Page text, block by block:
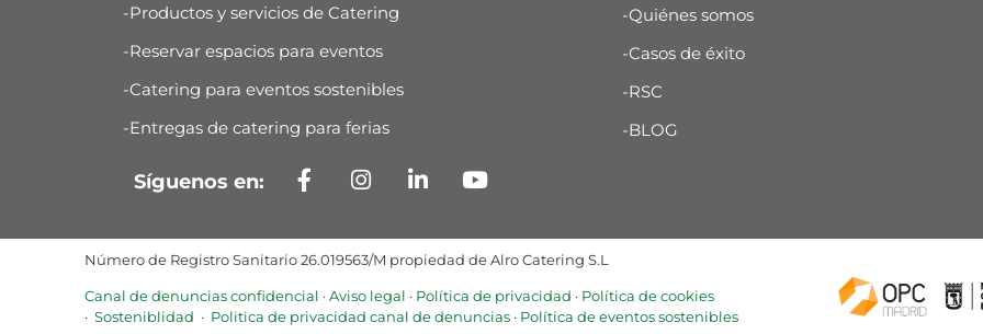
-Productos y servicios de Catering
-Reservar espacios para eventos
-Catering para eventos sostenibles
-Entregas de catering para ferias
Síguenos en:
-Quiénes somos
-Casos de éxito
-RSC
-BLOG
Número de Registro Sanitario 26.019563/M propiedad de Alro Catering S.L
Canal de denuncias confidencial ·Aviso legal · Política de privacidad · Política de cookies
· Sosteniblidad · Politica de privacidad canal de denuncias · Política de eventos sostenibles